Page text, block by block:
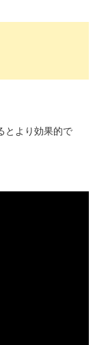
とより効果的で